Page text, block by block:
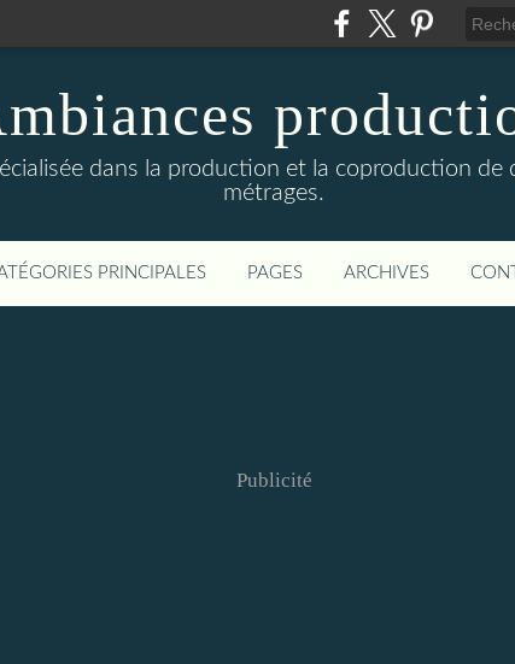
dans la production et la coproduction
métrages.
PRINCIPALES PAGES ARCHIVES
Publicité